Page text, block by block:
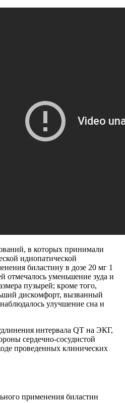
в которых принимали
идиопатической
биластину в дозе 20 мг 1
отмечалось уменьшение зуда и
пузырей; кроме того,
дискомфорт, вызванный
улучшение сна и
интервала QT на ЭКГ,
сердечно-сосудистой
проведенных клинических
применения биластин